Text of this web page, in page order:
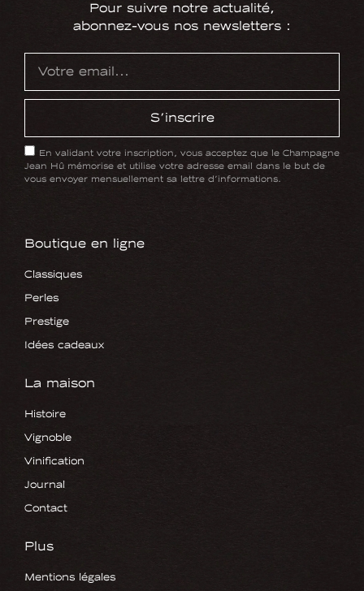
Pour suivre notre actualité,
abonnez-vous nos newsletters :
En validant votre inscription, vous acceptez que le Champagne
Jean Hû mémorise et utilise votre adresse email dans le but de
vous envoyer mensuellement sa lettre d'informations.
S'inscrire
Boutique en ligne
Classiques
Perles
Prestige
Idées cadeaux
La maison
Histoire
Vignoble
Vinification
Journal
Contact
Plus
Mentions légales